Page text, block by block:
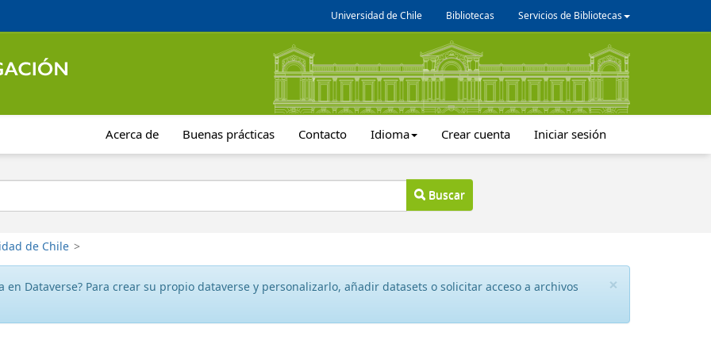
Universidad de Chile Bibliotecas Servicios de Bibliotecas
Acerca de Buenas prácticas Contacto Idioma Crear cuenta Iniciar sesión
Buscar
de Chile >
×
en Dataverse? Para crear su propio dataverse y personalizarlo, añadir datasets o solicitar acceso a archivos